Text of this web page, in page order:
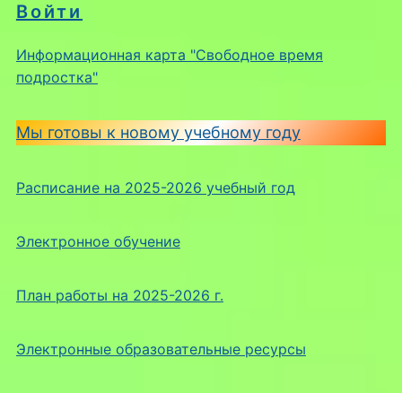
Войти
Информационная карта "Свободное время
подростка"
Мы готовы к новому учебному году
Расписание на 2025-2026 учебный год
Электронное обучение
План работы на 2025-2026 г.
Электронные образовательные ресурсы